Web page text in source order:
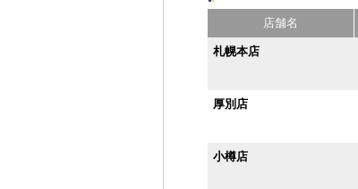
店舗名
札幌本店
厚別店
小樽店